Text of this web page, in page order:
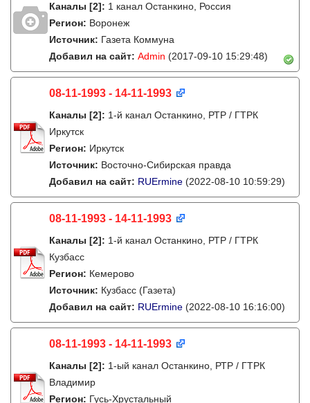
Каналы [2]: 1 канал Останкино, Россия
Регион: Воронеж
Источник: Газета Коммуна
Добавил на сайт: Admin (2017-09-10 15:29:48)
08-11-1993 - 14-11-1993
Каналы [2]: 1-й канал Останкино, РТР / ГТРК
Иркутск
Регион: Иркутск
Источник: Восточно-Сибирская правда
Добавил на сайт: RUErmine (2022-08-10 10:59:29)
08-11-1993 - 14-11-1993
Каналы [2]: 1-й канал Останкино, РТР / ГТРК
Кузбасс
Регион: Кемерово
Источник: Кузбасс (Газета)
Добавил на сайт: RUErmine (2022-08-10 16:16:00)
08-11-1993 - 14-11-1993
Каналы [2]: 1-ый канал Останкино, РТР / ГТРК
Владимир
Регион: Гусь-Хрустальный